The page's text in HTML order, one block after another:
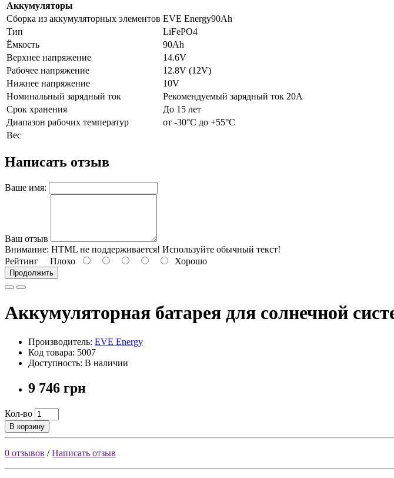
Аккумуляторы
Сборка из аккумуляторных элементов EVE Energy90Ah
Тип
LiFePO4
Ёмкость
90Ah
Верхнее напряжение
14.6V
Рабочее напряжение
12.8V (12V)
Нижнее напряжение
10V
Номинальный зарядный ток
Рекомендуемый зарядный ток 20А
Срок хранения
До 15 лет
Диапазон рабочих температур
от -30°C до +55°C
Вес
Написать отзыв
Ваше имя:
Ваш отзыв
Внимание: HTML не поддерживается! Используйте обычный текст!
Рейтинг Плохо Хорошо
Продолжить
Аккумуляторная батарея для солнечной
Производитель: EVE Energy
Код товара: 5007
Доступность: В наличии
9 746 грн
Кол-во
В корзину
0 отзывов /Написать отзыв